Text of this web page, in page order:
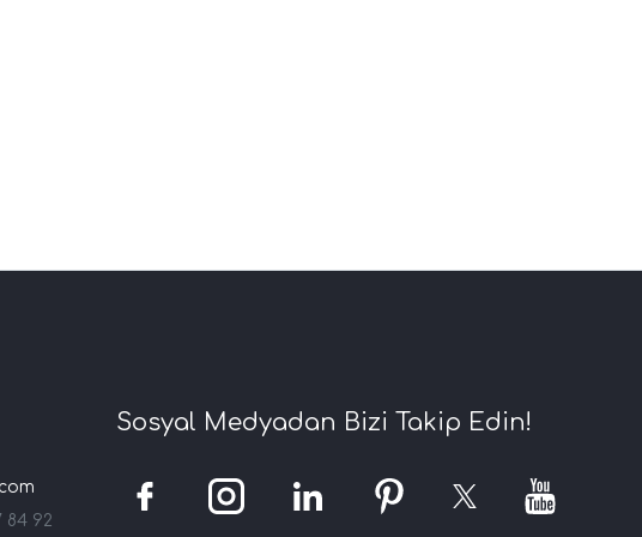
84 92
Sosyal Medyadan Bizi Takip Edin!